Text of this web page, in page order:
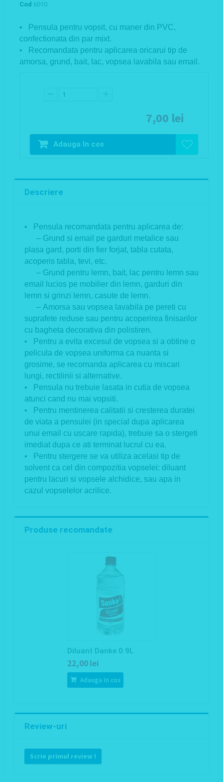
Cod 6010
• Pensula pentru vopsit, cu maner din PVC,
confectionata din par mixt.
• Recomandata pentru aplicarea oricarui tip de
amorsa, grund, bait, lac, vopsea lavabila sau email.
7,00 lei
Adauga In cos
Descriere
• Pensula recomandata pentru aplicarea de:
– Grund si email pe garduri metalice sau
plasa gard, porti din fier forjat, tabla cutata,
acoperis tabla, tevi, etc.
– Grund pentru lemn, bait, lac pentru lemn sau
email lucios pe mobilier din lemn, garduri din
lemn si grinzi lemn, casute de lemn.
– Amorsa sau vopsea lavabila pe pereti cu
suprafete reduse sau pentru acoperirea finisarilor
cu bagheta decorativa din polistiren.
• Pentru a evita excesul de vopsea si a obtine o
pelicula de vopsea uniforma ca nuanta si
grosime, se recomanda aplicarea cu miscari
lungi, rectilinii si alternative.
• Pensula nu trebuie lasata in cutia de vopsea
atunci cand nu mai vopsiti.
• Pentru mentinerea calitatii si cresterea duratei
de viata a pensulei (in special dupa aplicarea
unui email cu uscare rapida), trebuie sa o stergeti
imediat dupa ce ati terminat lucrul cu ea.
• Pentru stergere se va utiliza acelasi tip de
solvent ca cel din compozitia vopselei: diluant
pentru lacuri si vopsele alchidice, sau apa in
cazul vopselelor acrilice.
Produse recomandate
Diluant Danke 0.9L
22,00 lei
Adauga In cos
Review-uri
Scrie primul review !